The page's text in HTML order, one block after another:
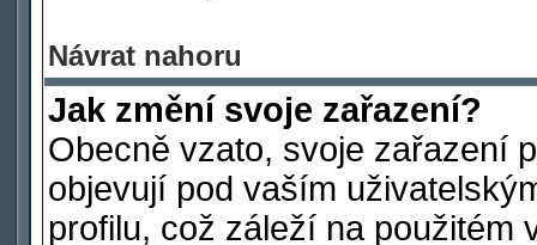
Návrat nahoru
Jak změní svoje zařazení?
Obecně vzato, svoje zařazení
objevují pod vaším
profilu, což záleží na použitém